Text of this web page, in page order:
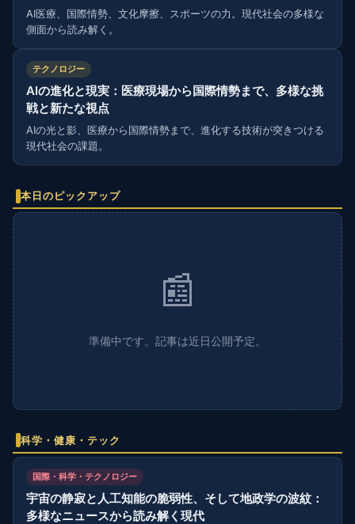
AI医療、国際情勢、文化摩擦、スポーツの力。現代社会の多様な
側面から読み解く。
テクノロジー
AIの進化と現実：医療現場から国際情勢まで、多様な挑
戦と新たな視点
AIの光と影、医療から国際情勢まで、進化する技術が突きつける
現代社会の課題。
本日のピックアップ
📰
準備中です。記事は近日公開予定。
科学・健康・テック
国際・科学・テクノロジー
宇宙の静寂と人工知能の脆弱性、そして地政学の波紋：
多様なニュースから読み解く現代